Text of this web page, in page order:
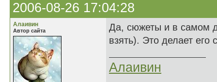
2006-08-26 17:04:28
Алаивин
Автор сайта
Да, сюжеты и в самом
взять). Это делает его
Алаивин